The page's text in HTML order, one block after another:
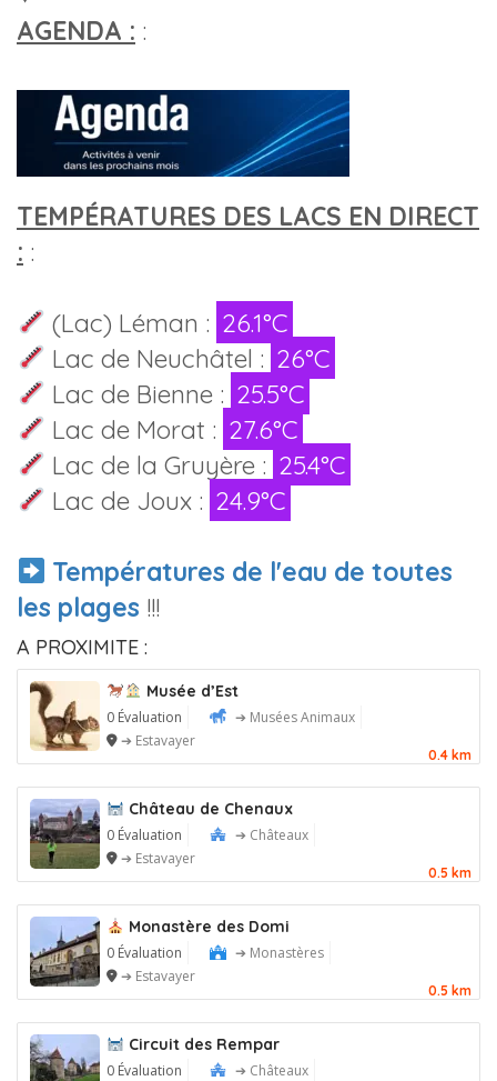
AGENDA : :
TEMPÉRATURES DES LACS EN DIRECT
: :
(Lac) Léman : 26.1°C
Lac de Neuchâtel : 26°C
Lac de Bienne : 25.5°C
Lac de Morat : 27.6°C
Lac de la Gruyère : 25.4°C
Lac de Joux : 24.9°C
Températures de l'eau de toutes
les plages !!!
A PROXIMITE :
Musée d’Est
0 Évaluation
➔ Musées Animaux
➔ Estavayer
0.4 km
Château de Chenaux
0 Évaluation
➔ Châteaux
➔ Estavayer
0.5 km
Monastère des Domi
0 Évaluation
➔ Monastères
➔ Estavayer
0.5 km
Circuit des Rempar
0 Évaluation
➔ Châteaux